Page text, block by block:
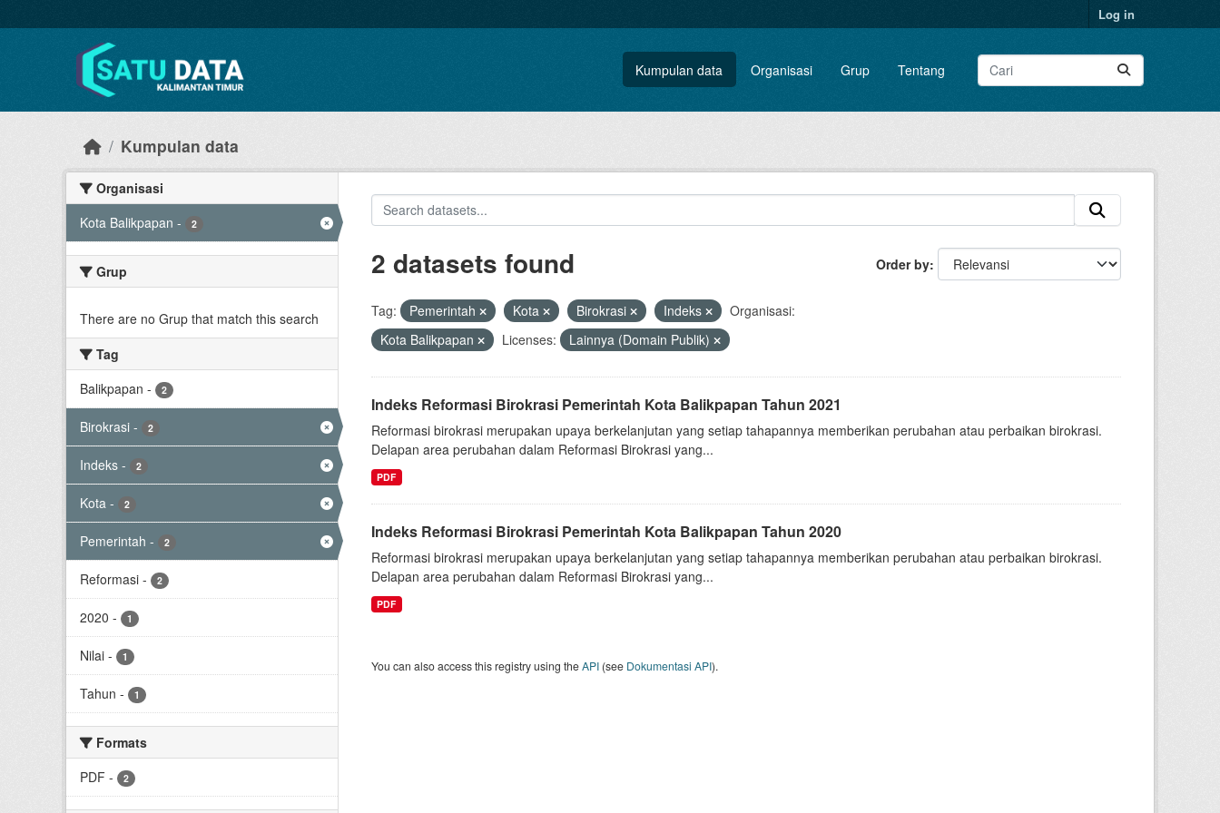
Log in
Kumpulan data Organisasi Grup Tentang
Kumpulan data
Organisasi
Kota Balikpapan - 2
Grup
There are no Grup that match this search
Tag
Balikpapan - 2
Birokrasi - 2
Indeks - 2
Kota - 2
Pemerintah - 2
Reformasi - 2
2020 - 1
Nilai - 1
Tahun - 1
Formats
PDF - 2
Order by
2 datasets found
Tag: Pemerintah Kota Birokrasi Indeks
Organisasi:
Kota Balikpapan
Licenses: Lainnya (Domain Publik)
Indeks Reformasi Birokrasi Pemerintah Kota Balikpapan Tahun 2021
Reformasi birokrasi merupakan upaya berkelanjutan yang setiap tahapannya memberikan perubahan atau perbaikan birokrasi.
Delapan area perubahan dalam Reformasi Birokrasi yang...
PDF
Indeks Reformasi Birokrasi Pemerintah Kota Balikpapan Tahun 2020
Reformasi birokrasi merupakan upaya berkelanjutan yang setiap tahapannya memberikan perubahan atau perbaikan birokrasi.
Delapan area perubahan dalam Reformasi Birokrasi yang...
PDF
You can also access this registry using theAPI(see Dokumentasi API).